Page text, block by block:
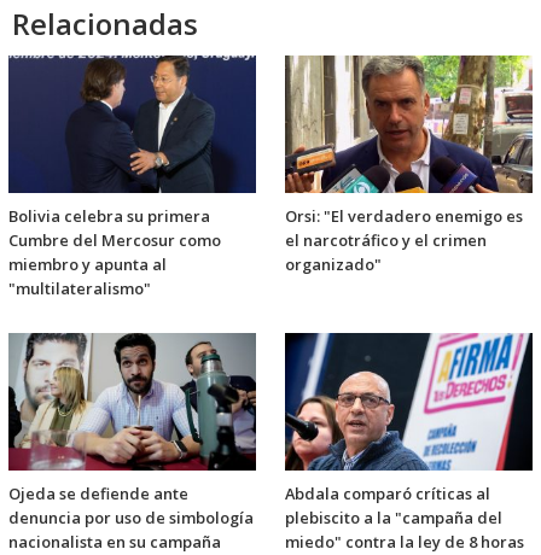
Relacionadas
Bolivia celebra su primera
Cumbre del Mercosur como
miembro y apunta al
"multilateralismo"
Orsi: "El verdadero enemigo es
el narcotráfico y el crimen
organizado"
Ojeda se defiende ante
denuncia por uso de simbología
nacionalista en su campaña
Abdala comparó críticas al
plebiscito a la "campaña del
miedo" contra la ley de 8 horas